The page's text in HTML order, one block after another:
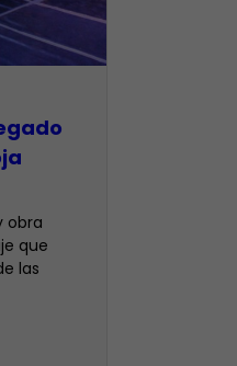
obra
que
las